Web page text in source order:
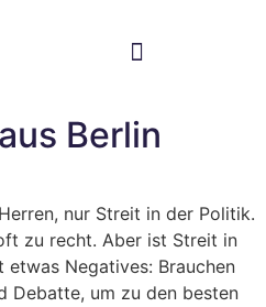
Berlin
nur Streit in der Politik.
zu recht. Aber ist Streit in
Negatives: Brauchen
Debatte, um zu den besten